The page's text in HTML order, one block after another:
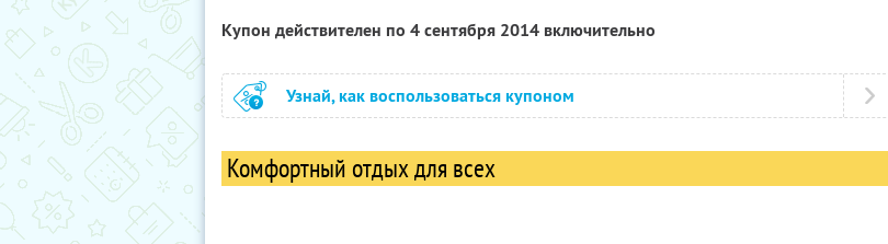
Купон действителен по 4 сентября 2014 включительно
Узнай, как воспользоваться купоном
Комфортный отдых для всех